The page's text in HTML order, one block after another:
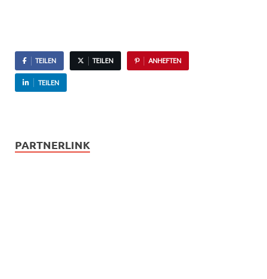
TEILEN TEILEN ANHEFTEN
TEILEN
PARTNERLINK